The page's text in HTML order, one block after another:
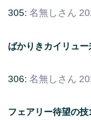
305: 名無しさん
ばかりきカイリュー
306: 名無しさん
フェアリー待望の技